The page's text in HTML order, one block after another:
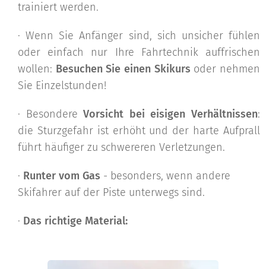
trainiert werden.
· Wenn Sie Anfänger sind, sich unsicher fühlen
oder einfach nur Ihre Fahrtechnik auffrischen
wollen: Besuchen Sie einen Skikurs oder nehmen
Sie Einzelstunden!
· BesondereVorsicht bei eisigen Verhältnissen:
die Sturzgefahr ist erhöht und der harte Aufprall
führt häufiger zu schwereren Verletzungen.
· Runter vom Gas - besonders, wenn andere
Skifahrer auf der Piste unterwegs sind.
· Das richtige Material: